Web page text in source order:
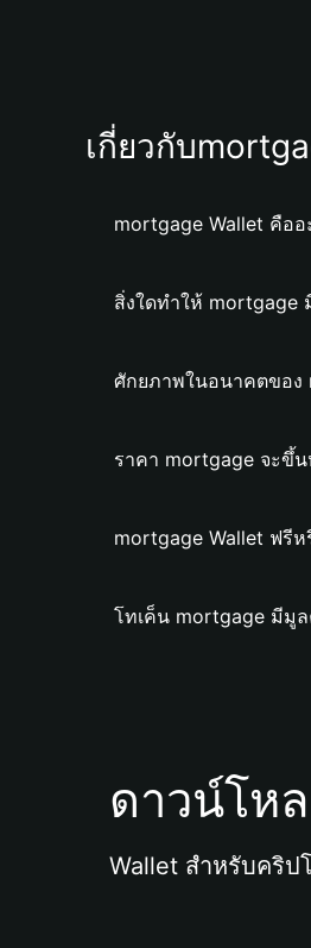
เกี่ยวกับ
mortgage Wallet คืออ
สิ่งใดทำให้ mortgage
ศักยภาพในอนาคตของ
ราคา mortgage จะขึ้
mortgage Wallet ฟรีห
โทเค็น mortgage มีมูล
ดาวน์โห
Wallet สำหรับคริ